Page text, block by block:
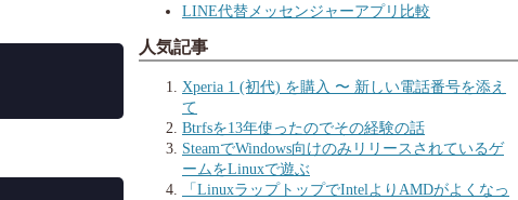
LINE代替メッセンジャーアプリ比較
人気記事
Xperia 1 (初代) を購入 〜 新しい電話番号を添え
て
Btrfsを13年使ったのでその経験の話
SteamでWindows向けのみリリースされているゲ
ームをLinuxで遊ぶ
「LinuxラップトップでIntelよりAMDがよくなっ